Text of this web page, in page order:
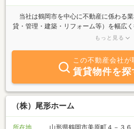
当社は鶴岡市を中心に不動産に係わる
貸・管理・建築・リフォーム等）を幅広
頼の構築」を社是とし、永年お客様との
す。 借りたい・貸したいはもちろんのこ
ございましたら、どんなに些細な事でも
りたい方、貸したい方、買いたい方、売
ひ当社へお声掛け下さい。
もっと見る
この不動産会社が
賃貸物件を探
（株）尾形ホーム
所在地
山形県鶴岡市美原町４－３６